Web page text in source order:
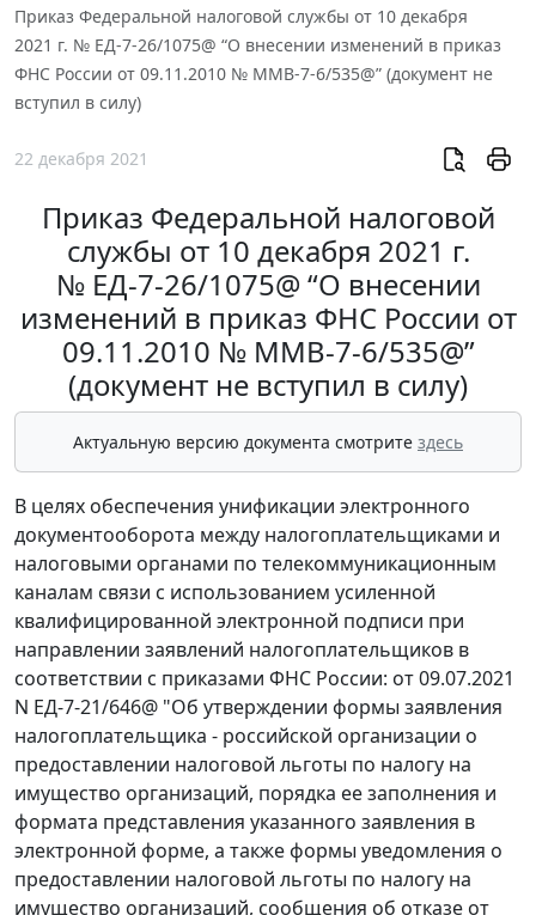
Приказ Федеральной налоговой службы от 10 декабря
2021 г. № ЕД-7-26/1075@ “О внесении изменений в приказ
ФНС России от 09.11.2010 № ММВ-7-6/535@” (документ не
вступил в силу)
22 декабря 2021
Приказ Федеральной налоговой
службы от 10 декабря 2021 г.
№ ЕД-7-26/1075@ “О внесении
изменений в приказ ФНС России от
09.11.2010 № ММВ-7-6/535@”
(документ не вступил в силу)
Актуальную версию документа смотрите здесь
В целях обеспечения унификации электронного
документооборота между налогоплательщиками и
налоговыми органами по телекоммуникационным
каналам связи с использованием усиленной
квалифицированной электронной подписи при
направлении заявлений налогоплательщиков в
соответствии с приказами ФНС России: от 09.07.2021
N ЕД-7-21/646@ "Об утверждении формы заявления
налогоплательщика - российской организации о
предоставлении налоговой льготы по налогу на
имущество организаций, порядка ее заполнения и
формата представления указанного заявления в
электронной форме, а также формы уведомления о
предоставлении налоговой льготы по налогу на
имущество организаций, сообщения об отказе от